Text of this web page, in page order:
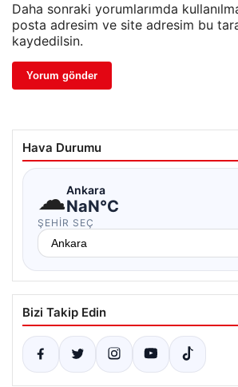
Daha sonraki yorumlarımda
posta adresim ve site adresim bu
kaydedilsin.
Hava Durumu
☁Ankara
NaN°C
ŞEHIR SEÇ
Bizi Takip Edin